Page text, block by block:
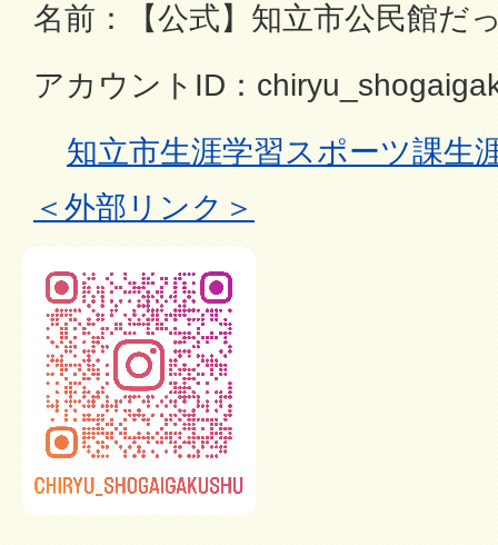
名前：【公式】知立市公民館だ
アカウントID：
知立市生涯学習スポーツ課生
＜外部リンク＞